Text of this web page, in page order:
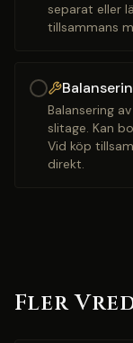
separat eller
tillsammans
Balansering
slitage. Kan
Vid köp
direkt.
Fler